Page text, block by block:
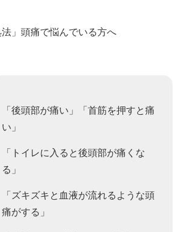
法」頭痛で悩んでいる方へ
「後頭部が痛い」「首筋を押すと痛
い」
「トイレに入ると後頭部が痛くな
る」
「ズキズキと血液が流れるような頭
痛がする」